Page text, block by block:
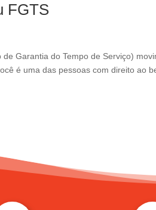
FGTS
Garantia do Tempo de Serviço)
é uma das pessoas com direito ao